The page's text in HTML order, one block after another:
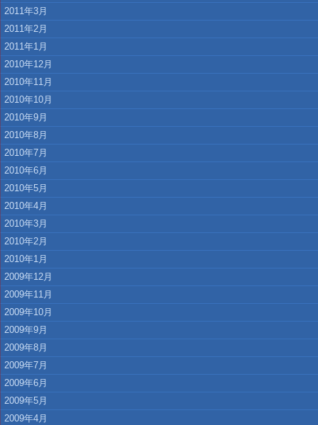
2011年3月
2011年2月
2011年1月
2010年12月
2010年11月
2010年10月
2010年9月
2010年8月
2010年7月
2010年6月
2010年5月
2010年4月
2010年3月
2010年2月
2010年1月
2009年12月
2009年11月
2009年10月
2009年9月
2009年8月
2009年7月
2009年6月
2009年5月
2009年4月